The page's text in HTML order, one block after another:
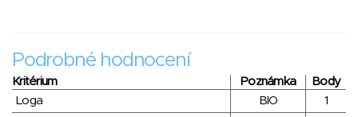
Podrobné hodnocení
Kritérium Poznámka
Body
Loga
BIO
1